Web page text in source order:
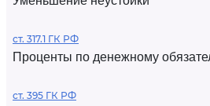
ст. 317.1 ГК РФ
Проценты по денежному
ст. 395 ГК РФ